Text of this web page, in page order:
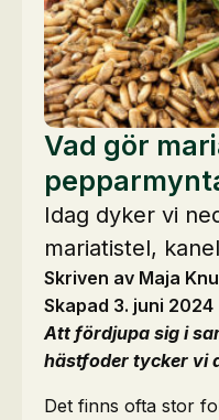
Vad gör
Idag dyker vi
mariatistel,
Skriven av Maja
Skapad 3. juni 2024
Att fördjupa sig i
hästfoder tycker vi
Det finns ofta stor